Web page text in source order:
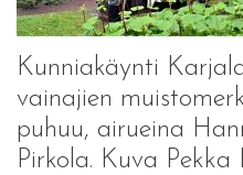
Kunniakäynti
vainajien
puhuu, airueina
Pirkola. Kuva Pekka